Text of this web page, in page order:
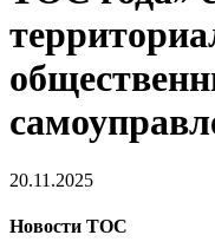
20.11.2025
Новости ТОС